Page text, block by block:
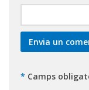
* Camps